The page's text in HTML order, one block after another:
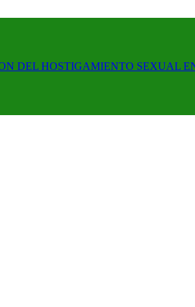
DEL HOSTIGAMIENTO SEXUAL